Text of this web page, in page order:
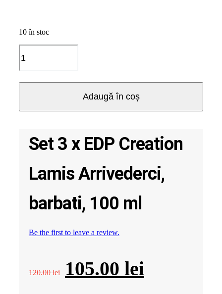
10 în stoc
Set
3
x
Lamis
100
Adaugă în coș
Set 3 x EDP Creation
Lamis Arrivederci,
barbati, 100 ml
Be the first to leave a review.
120.00lei
Prețul
105.00 lei